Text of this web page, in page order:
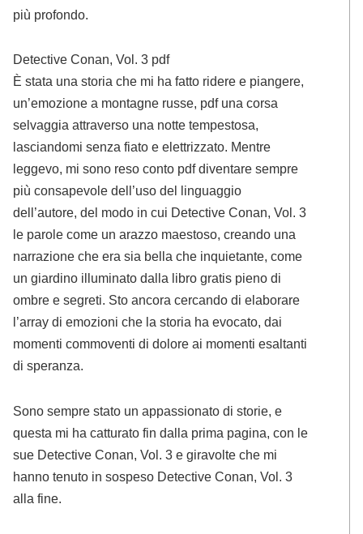
più profondo.
Detective Conan, Vol. 3 pdf
È stata una storia che mi ha fatto ridere e piangere,
un’emozione a montagne russe, pdf una corsa
selvaggia attraverso una notte tempestosa,
lasciandomi senza fiato e elettrizzato. Mentre
leggevo, mi sono reso conto pdf diventare sempre
più consapevole dell’uso del linguaggio
dell’autore, del modo in cui Detective Conan, Vol. 3
le parole come un arazzo maestoso, creando una
narrazione che era sia bella che inquietante, come
un giardino illuminato dalla libro gratis pieno di
ombre e segreti. Sto ancora cercando di elaborare
l’array di emozioni che la storia ha evocato, dai
momenti commoventi di dolore ai momenti esaltanti
di speranza.
Sono sempre stato un appassionato di storie, e
questa mi ha catturato fin dalla prima pagina, con le
sue Detective Conan, Vol. 3 e giravolte che mi
hanno tenuto in sospeso Detective Conan, Vol. 3
alla fine.